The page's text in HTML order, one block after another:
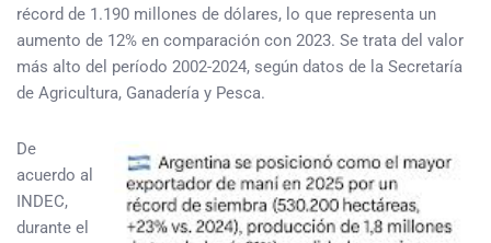
récord de 1.190 millones de dólares, lo que representa un
aumento de 12% en comparación con 2023. Se trata del valor
más alto del período 2002-2024, según datos de la Secretaría
de Agricultura, Ganadería y Pesca.
De
acuerdo al
INDEC,
durante el